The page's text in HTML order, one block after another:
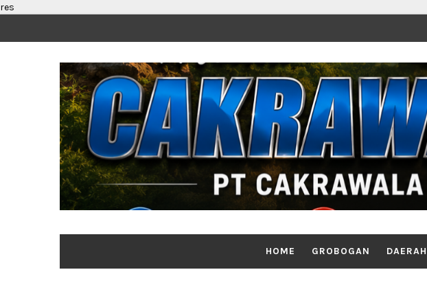
res
HOME GROBOGAN DAERAH